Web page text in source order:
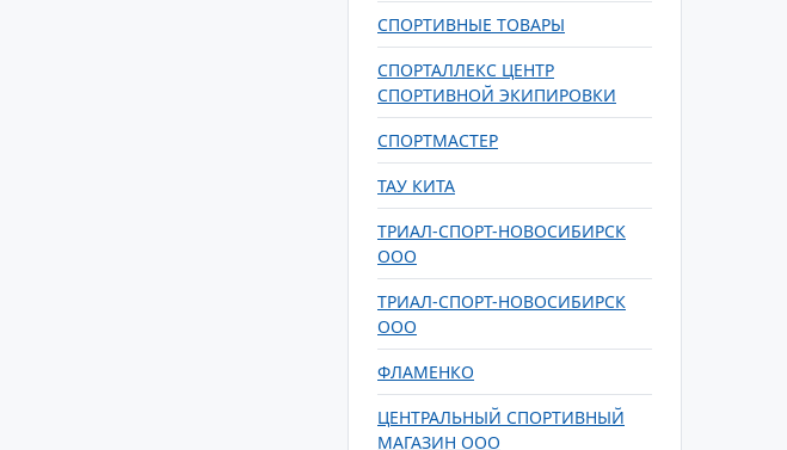
СПОРТИВНЫЕ ТОВАРЫ
СПОРТАЛЛЕКС ЦЕНТР
СПОРТИВНОЙ ЭКИПИРОВКИ
СПОРТМАСТЕР
ТАУ КИТА
ТРИАЛ-СПОРТ-НОВОСИБИРСК
ООО
ТРИАЛ-СПОРТ-НОВОCИБИРСК
ООО
ФЛАМЕНКО
ЦЕНТРАЛЬНЫЙ СПОРТИВНЫЙ
МАГАЗИН ООО